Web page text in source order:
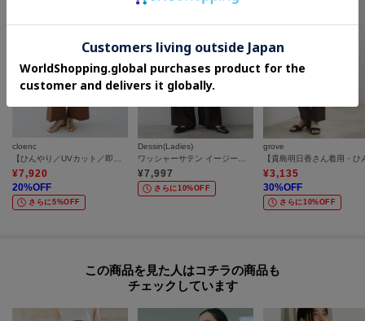
cloenc
¥7,920
20%OFF
さらに5%OFF
Dessin(Ladies)
¥7,997
さらに10%OFF
grove
¥3,135
30%OFF
さらに10%OFF
この商品を見た人はコチラの商品も
チェックしています